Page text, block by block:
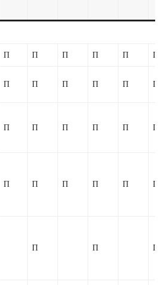
П П П П П П
П П П П П П
П П П П П П
П П П П П П
П П П